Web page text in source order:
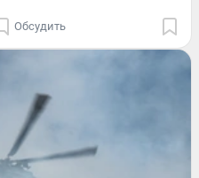
Обсудить